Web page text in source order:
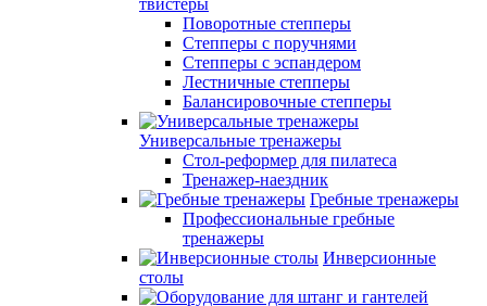
твистеры
Поворотные степперы
Степперы с поручнями
Степперы с эспандером
Лестничные степперы
Балансировочные степперы
Универсальные тренажеры
Стол-реформер для пилатеса
Тренажер-наездник
Гребные тренажеры
Профессиональные гребные
тренажеры
Инверсионные
столы